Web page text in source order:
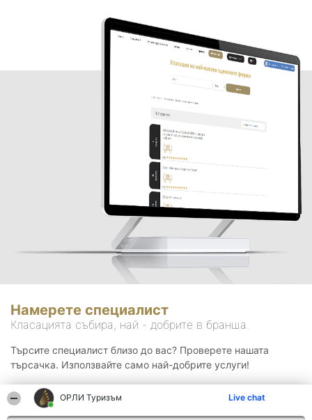
ОРЛИ Туризъм Live chat
Намерете специалист
Класацията събира, най - добрите в бранша.
Търсите специалист близо до вас? Проверете нашата
търсачка. Използвайте само най-добрите услуги!